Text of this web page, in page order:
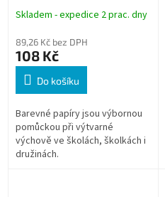
100 listů
Skladem - expedice 2 prac. dny
89,26 Kč bez DPH
108 Kč
Do košíku
Barevné papíry jsou výbornou
pomůckou při výtvarné
výchově ve školách, školkách i
družinách.